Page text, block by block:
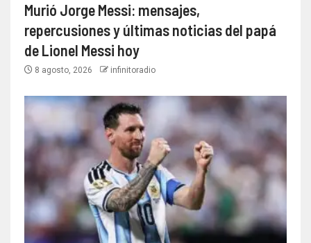
Murió Jorge Messi: mensajes,
repercusiones y últimas noticias del papá
de Lionel Messi hoy
8 agosto, 2026 infinitoradio